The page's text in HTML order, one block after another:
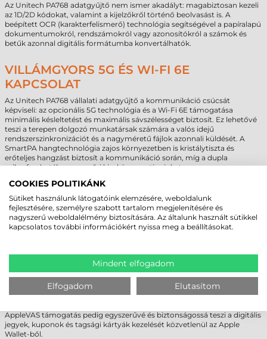
Az Unitech PA768 adatgyűjtő nem ismer akadályt: magabiztosan kezeli
az 1D/2D kódokat, valamint a kijelzőkről történő beolvasást is. A
beépített OCR (karakterfelismerő) technológia segítségével a papíralapú
dokumentumokról, rendszámokról vagy azonosítókról a számok és
betűk azonnal digitális formátumba konvertálhatók.
VILLÁMGYORS 5G ÉS WI-FI 6E
KAPCSOLAT
Az Unitech PA768 vállalati adatgyűjtő a kommunikáció csúcsát
képviseli: az opcionális 5G technológia és a Wi-Fi 6E támogatása
minimális késleltetést és maximális sávszélességet biztosít. Ez lehetővé
teszi a terepen dolgozó munkatársak számára a valós idejű
rendszerszinkronizációt és a nagyméretű fájlok azonnali küldését. A
SmartPA hangtechnológia zajos környezetben is kristálytiszta és
erőteljes hangzást biztosít a kommunikáció során, míg a dupla
mikrofon hatékonyan szűri ki a környezeti zajokat.
INNOVATÍV MEGOLDÁSOK A
FOLYAMATOS MUNKAVÉGZÉSÉRT
Az Unitech kiemelt figyelmet fordított a folyamatosságra: a "True Hot-
swap" akkumulátor-kialakítás lehetővé teszi az akku cseréjét anélkül,
kellene lépni. A 16 MP-es hátlapi kamera és az ARCore technológia
támogatása kiterjesztett valóság alapú megoldásokat kínál (pl. raktári
navigáció, vizuális hibafeltárás), ami forradalmasítja a betanítást és a
munkavégzést.
Az Unitech PA768 adatgyűjtő továbbá Softpay kompatibilis, így
AppleVAS támogatás pedig egyszerűvé és biztonságossá teszi a digitális
jegyek, kuponok és tagsági kártyák kezelését közvetlenül az Apple
Wallet-ből.
COOKIES POLITIKÁNK
Sütiket használunk látogatóink elemzésére, weboldalunk
fejlesztésére, személyre szabott tartalom megjelenítésére és
nagyszerű weboldalélmény biztosítására. Az általunk használt sütikkel
kapcsolatos további információkért nyissa meg a beállításokat.
Mindent elfogadom
Elfogadom Elutasítom